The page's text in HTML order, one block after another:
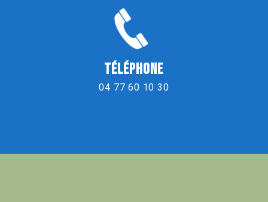
TÉLÉPHONE
04 77 60 10 30